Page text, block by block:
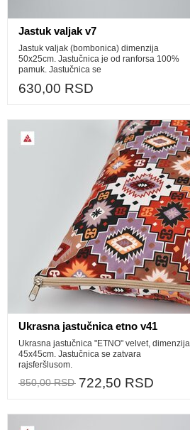
Jastuk valjak v7
Jastuk valjak (bombonica) dimenzija
50x25cm. Jastučnica je od ranforsa 100%
pamuk. Jastučnica se
630,00 RSD
Ukrasna jastučnica etno v41
Ukrasna jastučnica "ETNO" velvet, dimenzija
45x45cm. Jastučnica se zatvara
rajsferšlusom.
850,00 RSD 722,50 RSD